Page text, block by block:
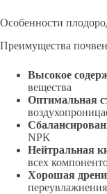
Особенности
Преимущества
Высокое
вещества
Оптимальная
NPK
Нейтральная
всех
Хорошая